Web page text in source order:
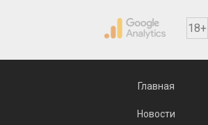
18+
Главная
Новости